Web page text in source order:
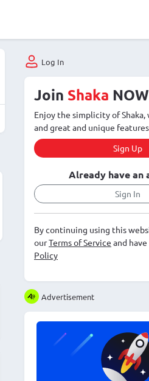
Log In
Join Shaka
Enjoy the simplicity of
and great and unique
Sign Up
Already have an
Sign In
By continuing using this
ourTerms of Service and
Policy
Advertisement